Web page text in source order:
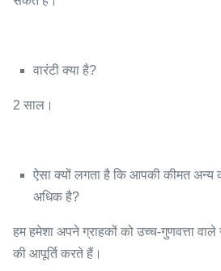
वारंटी क्या है?
2 साल।
ऐसा क्यों लगता है कि आपकी कीमत अन्य
अधिक है?
हम हमेशा अपने ग्राहकों को उच्च-गुणवत्ता
की आपूर्ति करते हैं।